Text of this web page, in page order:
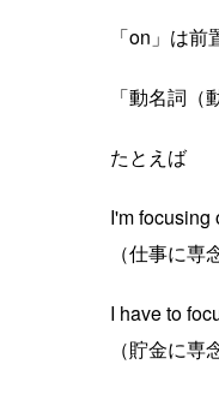
「on」は
「動名詞（
たとえば
I'm focusing
（仕事に専
I have to
（貯金に専